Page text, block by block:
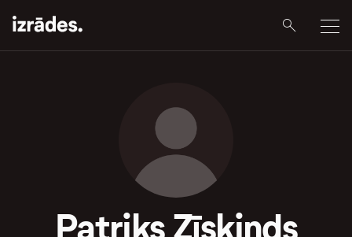
Patriks Zīskinds